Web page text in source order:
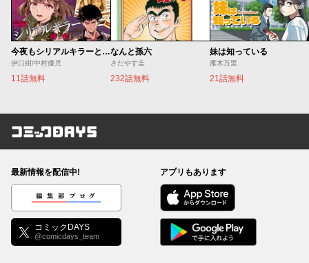
今夜もシリアルキラーと待ち合わせ
伊口紺/中村優児
11話無料
なんと孫六
さだやす圭
232話無料
妹は知っている
雁木万里
21話無料
コミックDAYS
最新情報を配信中!
編集部ブログ
コミックDAYS
@comicdays_team
アプリもあります